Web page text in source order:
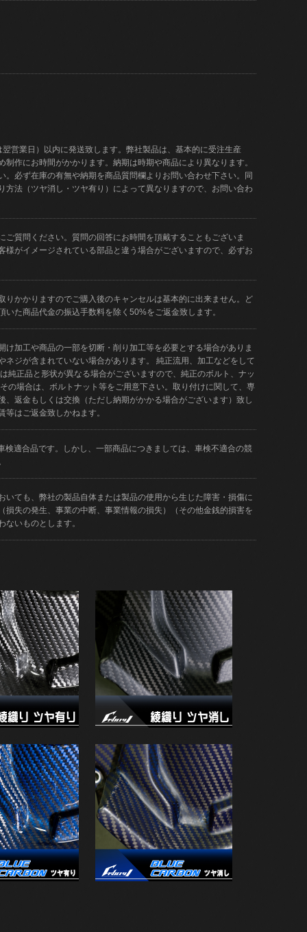
営業日）以内に発送致します。弊社製品は、基本的に受注生産
作にお時間がかかります。納期は時期や商品により異なります。
。必ず在庫の有無や納期を商品質問欄よりお問い合わせ下さい。同
方法（ツヤ消し・ツヤ有り）によって異なりますので、お問い合わ
質問ください。質問の回答にお時間を頂戴することもございま
様がイメージされている部品と違う場合がございますので、必ずお
りかかりますのでご購入後のキャンセルは基本的に出来ません。ど
た商品代金の振込手数料を除く50%をご返金致します。
加工や商品の一部を切断・削り加工等を必要とする場合がありま
ジが含まれていない場合があります。 純正流用、加工などをして
純正品と形状が異なる場合がございますので、純正のボルト、ナッ
の場合は、ボルトナット等をご用意下さい。取り付けに関して、専
返金もしくは交換（ただし納期がかかる場合がございます）致し
はご返金致しかねます。
適合品です。しかし、一部商品につきましては、車検不適合の競
いても、弊社の製品自体または製品の使用から生じた障害・損傷に
損失の発生、事業の中断、事業情報の損失）（その他金銭的損害を
ないものとします。